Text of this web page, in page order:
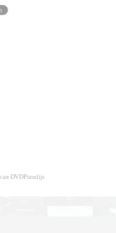
DVDParadijs